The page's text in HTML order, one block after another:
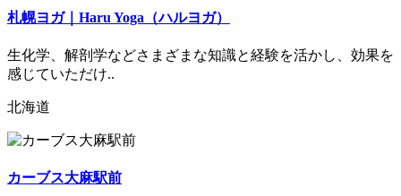
札幌ヨガ｜Haru Yoga（ハルヨガ）
生化学、解剖学などさまざまな知識と経験を活かし、効果を
感じていただけ..
北海道
カーブス大麻駅前